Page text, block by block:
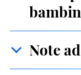
Note